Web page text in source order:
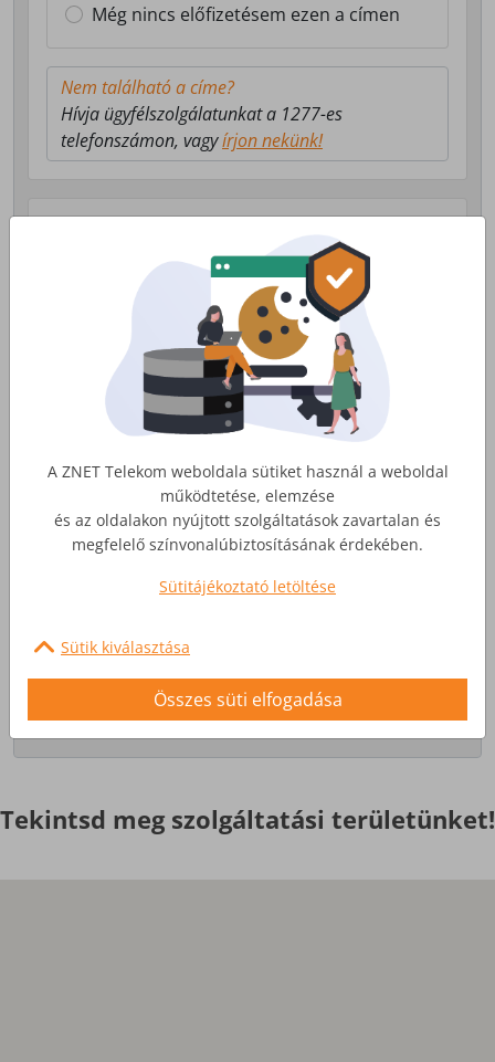
Még nincs előfizetésem ezen a címen
Nem található a címe?
Hívja ügyfélszolgálatunkat a 1277-es
telefonszámon, vagyírjon nekünk!
Válasszon milyen szolgáltatás érdekli!
Lakossági Internet
Otthoni internet, telefon és tv
szolgáltatás
Üzleti Internet
Nagyobb igényekre, egyedi
Érdekel
Tekintsd meg szolgáltatási területünket!
A ZNET Telekom weboldala sütiket használ a weboldal
működtetése, elemzése
és az oldalakon nyújtott szolgáltatások zavartalan és
megfelelő színvonalúbiztosításának érdekében.
Sütitájékoztató letöltése
Sütik kiválasztása
Összes süti elfogadása